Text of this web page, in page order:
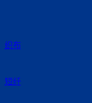
织布
短纤